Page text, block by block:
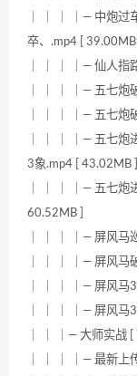
｜ ｜ ｜ ｜— 中炮
卒、.mp4 [ 39.00MB ]
｜ ｜ ｜ ｜— 仙人指
｜ ｜ ｜ ｜— 五七炮
｜ ｜ ｜ ｜— 五七炮
｜ ｜ ｜ ｜— 五七
3象.mp4 [ 43.02MB ]
｜ ｜ ｜ ｜— 五七炮
60.52MB ]
｜ ｜ ｜ ｜— 屏风马
｜ ｜ ｜ ｜— 屏风马
｜ ｜ ｜ ｜— 屏风马
｜ ｜ ｜ ｜— 屏风马
｜ ｜ ｜— 大师实战 [
｜ ｜ ｜ ｜— 最新上